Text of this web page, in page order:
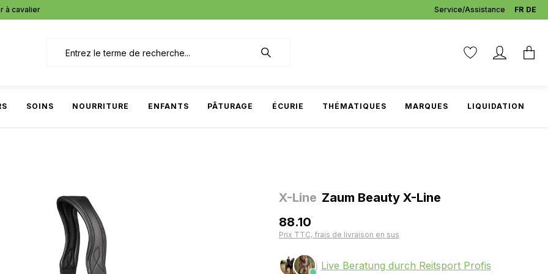
à cavalier Service/Assistance DE
FR
SOINS NOURRITURE ENFANTS PÂTURAGE ÉCURIE THÉMATIQUES MARQUES LIQUIDATION
X-Line Zaum Beauty X-Line
88.10
Prix TTC, frais de livraison en sus
Live Beratung durch Reitsport Profis